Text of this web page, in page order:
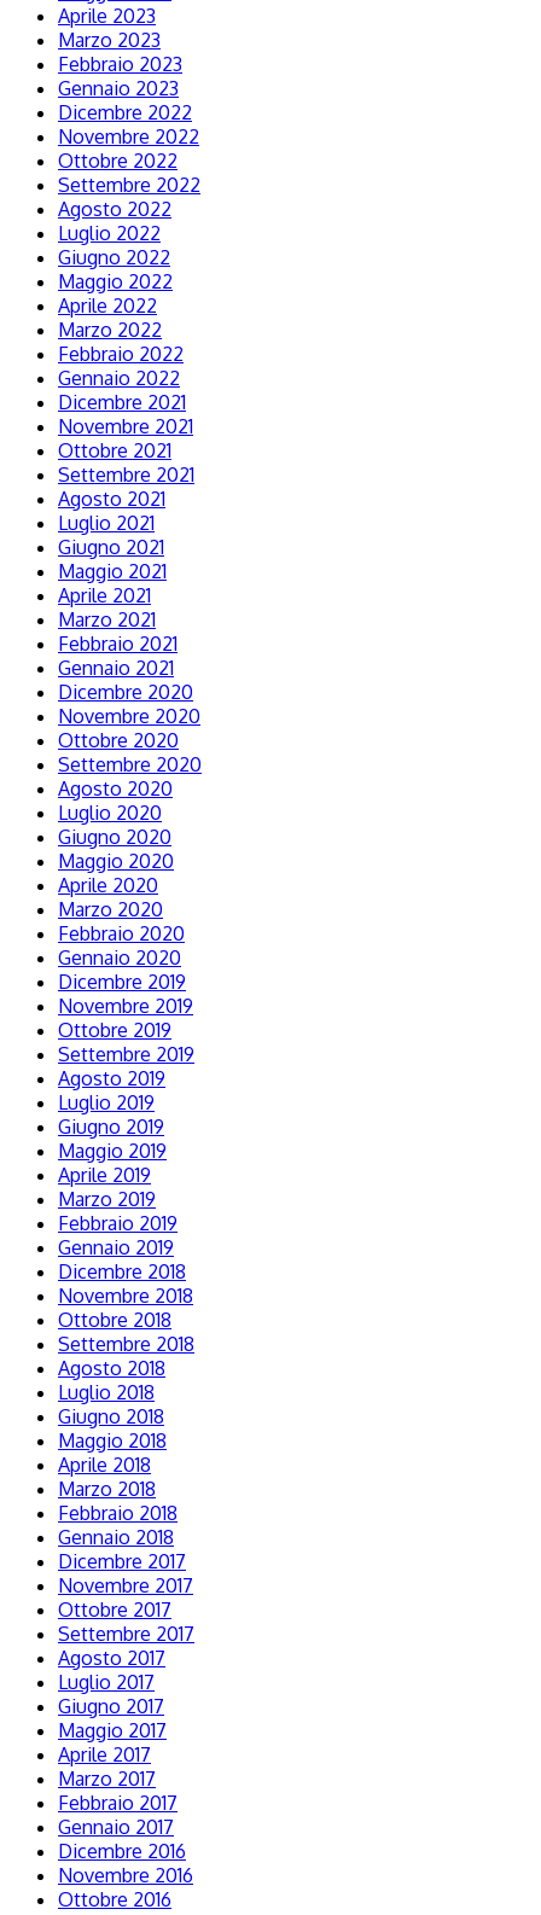
Aprile 2023
Marzo 2023
Febbraio 2023
Gennaio 2023
Dicembre 2022
Novembre 2022
Ottobre 2022
Settembre 2022
Agosto 2022
Luglio 2022
Giugno 2022
Maggio 2022
Aprile 2022
Marzo 2022
Febbraio 2022
Gennaio 2022
Dicembre 2021
Novembre 2021
Ottobre 2021
Settembre 2021
Agosto 2021
Luglio 2021
Giugno 2021
Maggio 2021
Aprile 2021
Marzo 2021
Febbraio 2021
Gennaio 2021
Dicembre 2020
Novembre 2020
Ottobre 2020
Settembre 2020
Agosto 2020
Luglio 2020
Giugno 2020
Maggio 2020
Aprile 2020
Marzo 2020
Febbraio 2020
Gennaio 2020
Dicembre 2019
Novembre 2019
Ottobre 2019
Settembre 2019
Agosto 2019
Luglio 2019
Giugno 2019
Maggio 2019
Aprile 2019
Marzo 2019
Febbraio 2019
Gennaio 2019
Dicembre 2018
Novembre 2018
Ottobre 2018
Settembre 2018
Agosto 2018
Luglio 2018
Giugno 2018
Maggio 2018
Aprile 2018
Marzo 2018
Febbraio 2018
Gennaio 2018
Dicembre 2017
Novembre 2017
Ottobre 2017
Settembre 2017
Agosto 2017
Luglio 2017
Giugno 2017
Maggio 2017
Aprile 2017
Marzo 2017
Febbraio 2017
Gennaio 2017
Dicembre 2016
Novembre 2016
Ottobre 2016